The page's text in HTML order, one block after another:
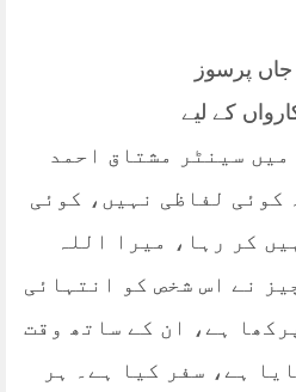
جاں پرسوز
کے لیے
سینٹر مشتاق احمد
کوئی لفاظی نہیں، کوئی
کر رہا، میرا اللہ
نے اس شخص کو انتہائی
ہے، ان کے ساتھ وقت
ہے، سفر کیا ہے۔ ہر